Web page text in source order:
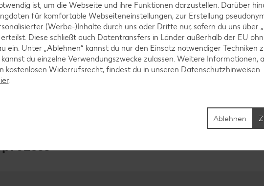
ist, um die Webseite und ihre Funktionen darzustellen. Darüber
für komfortable Webseiteneinstellungen, zur Erstellung
(Werbe-)Inhalte durch uns oder Dritte nur, sofern du uns über
erteilst. Diese schließt auch Datentransfers in Länder außerhalb der EU
ein. Unter „Ablehnen“ kannst du nur den Einsatz notwendiger Techniken
kannst du einzelne Verwendungszwecke zulassen. Weitere Informationen,
kostenlosen Widerrufsrecht, findest du in unseren Datenschutzhinweisen
.
Ablehnen